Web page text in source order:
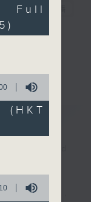
電台直播
owls and
the night,
Full